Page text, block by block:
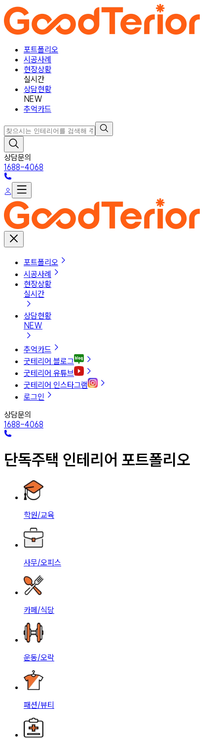
포트폴리오
시공사례
현장상황
실시간
상담현황
NEW
추억카드
상담문의
1688-4068
포트폴리오
시공사례
현장상황
실시간
상담현황
NEW
추억카드
굿테리어 블로그
굿테리어 유튜브
굿테리어 인스타그램
로그인
상담문의
1688-4068
단독주택 인테리어 포트폴리오
학원/교육
사무/오피스
카페/식당
운동/오락
패션/뷰티